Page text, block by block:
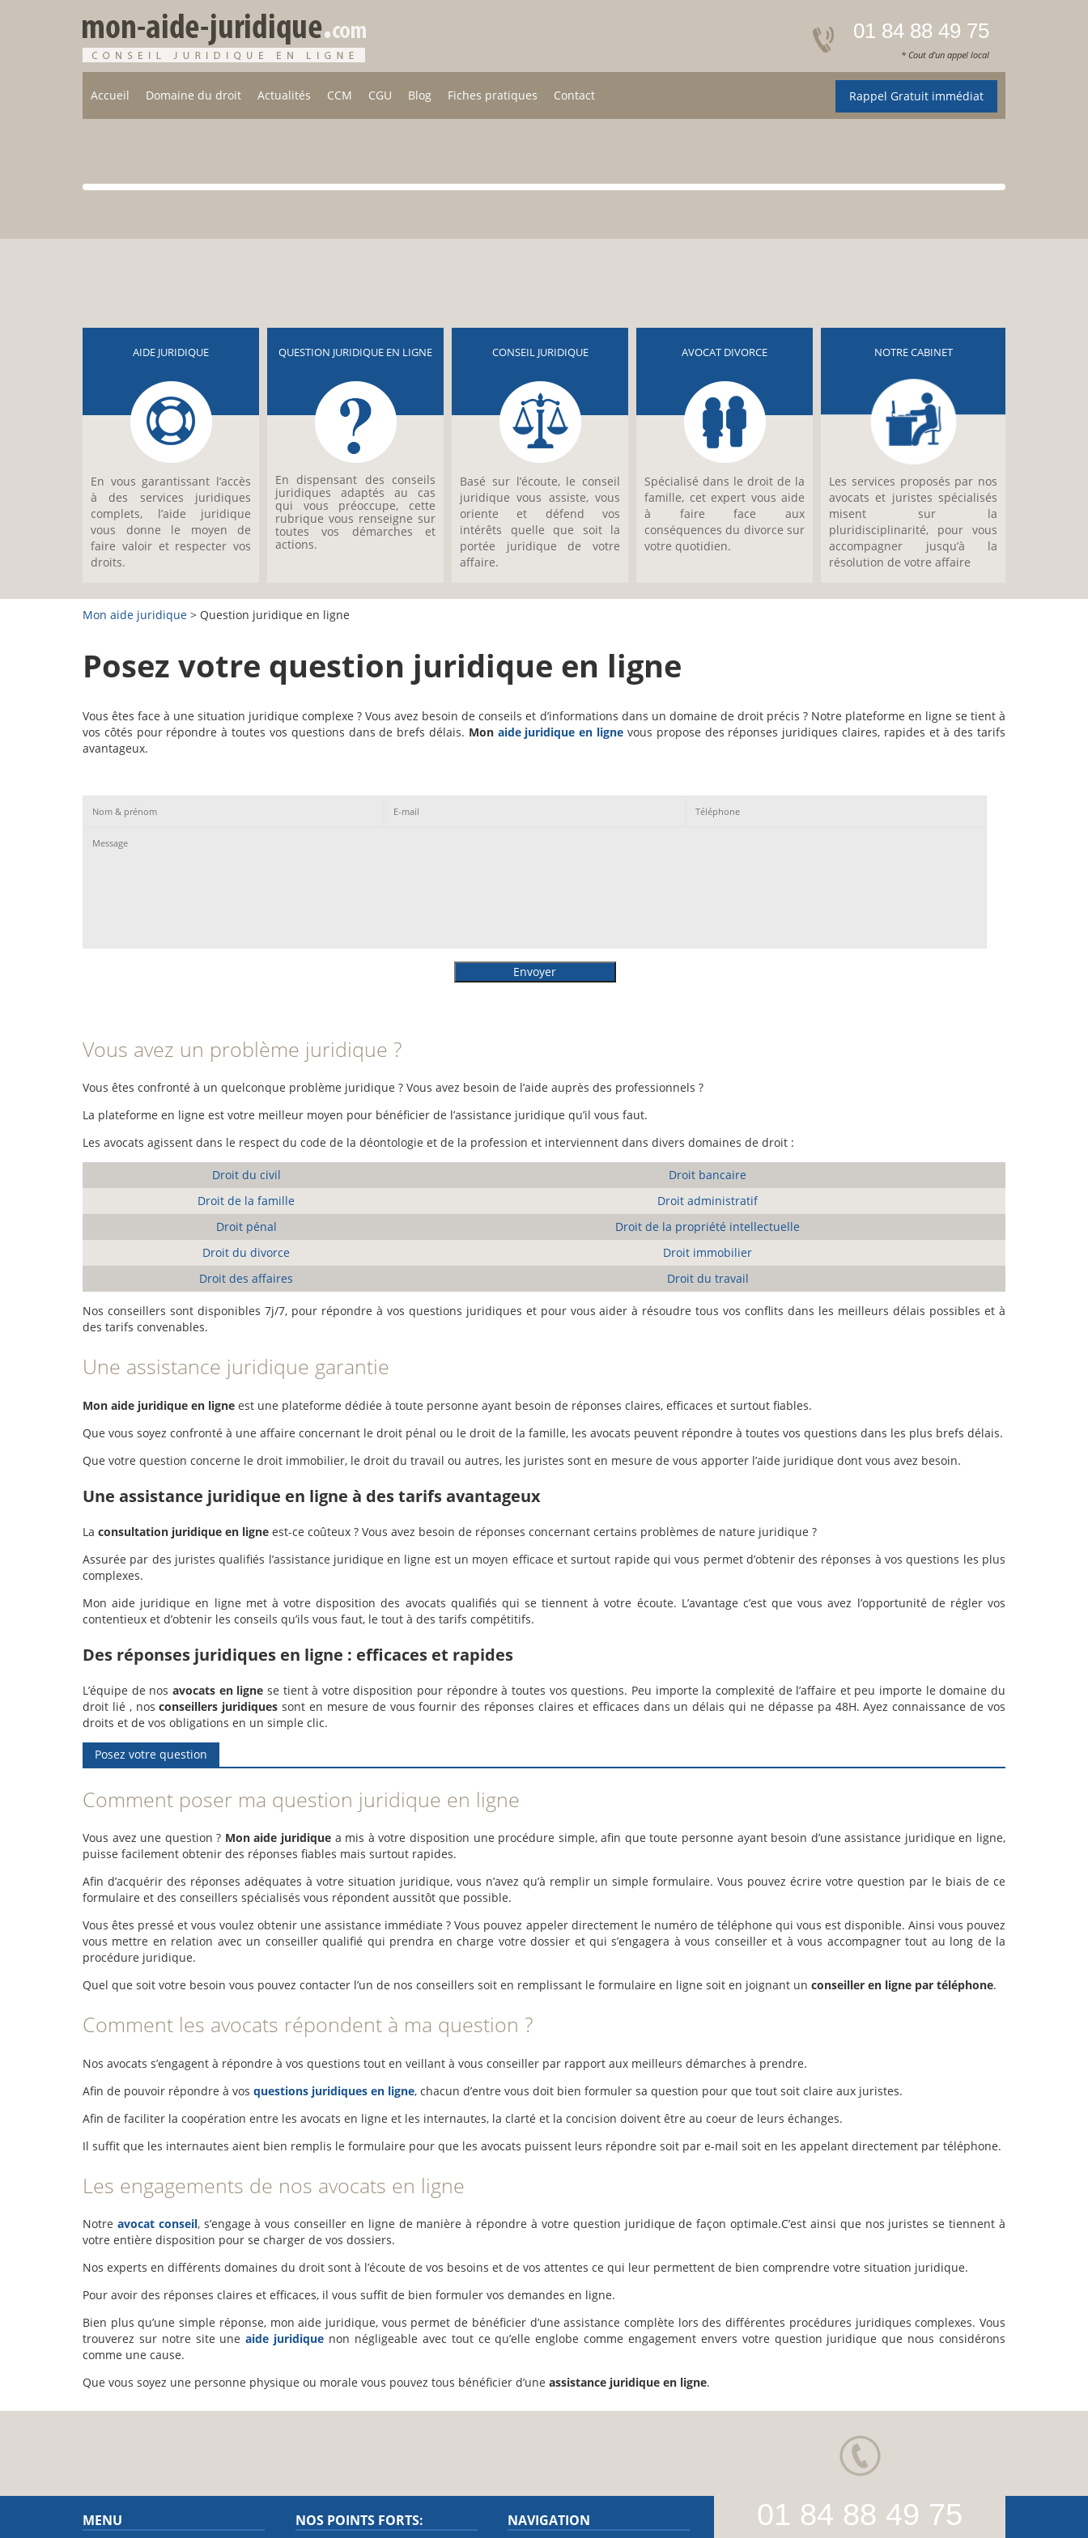
01 84 88 49 75
* Cout d'un appel local
Accueil Domaine du droit Actualités CCM CGU Blog Fiches pratiques Contact Rappel Gratuit immédiat
AIDE JURIDIQUE
En vous garantissant l’accès
à des services juridiques
complets, l’aide juridique
vous donne le moyen de
faire valoir et respecter vos
droits.
QUESTION JURIDIQUE EN LIGNE
En dispensant des conseils
juridiques adaptés au cas
qui vous préoccupe, cette
rubrique vous renseigne sur
toutes vos démarches et
actions.
CONSEIL JURIDIQUE
Basé sur l’écoute, le conseil
juridique vous assiste, vous
oriente et défend vos
intérêts quelle que soit la
portée juridique de votre
affaire.
AVOCAT DIVORCE
Spécialisé dans le droit de la
famille, cet expert vous aide
à faire face aux
conséquences du divorce sur
votre quotidien.
NOTRE CABINET
Les services proposés par nos
avocats et juristes spécialisés
misent sur la
pluridisciplinarité, pour vous
accompagner jusqu’à la
résolution de votre affaire
Mon aide juridique > Question juridique en ligne
Posez votre question juridique en ligne
Vous êtes face à une situation juridique complexe ? Vous avez besoin de conseils et d’informations dans un domaine de droit précis ? Notre plateforme en ligne se tient à
vos côtés pour répondre à toutes vos questions dans de brefs délais. Mon aide juridique en ligne vous propose des réponses juridiques claires, rapides et à des tarifs
avantageux.
Envoyer
Vous avez un problème juridique ?
Vous êtes confronté à un quelconque problème juridique ? Vous avez besoin de l’aide auprès des professionnels ?
La plateforme en ligne est votre meilleur moyen pour bénéficier de l’assistance juridique qu’il vous faut.
Les avocats agissent dans le respect du code de la déontologie et de la profession et interviennent dans divers domaines de droit :
Droit du civil
Droit bancaire
Droit de la famille
Droit administratif
Droit pénal
Droit de la propriété intellectuelle
Droit du divorce
Droit immobilier
Droit des affaires
Droit du travail
Nos conseillers sont disponibles 7j/7, pour répondre à vos questions juridiques et pour vous aider à résoudre tous vos conflits dans les meilleurs délais possibles et à
des tarifs convenables.
Une assistance juridique garantie
Mon aide juridique en ligne est une plateforme dédiée à toute personne ayant besoin de réponses claires, efficaces et surtout fiables.
Que vous soyez confronté à une affaire concernant le droit pénal ou le droit de la famille, les avocats peuvent répondre à toutes vos questions dans les plus brefs délais.
Que votre question concerne le droit immobilier, le droit du travail ou autres, les juristes sont en mesure de vous apporter l’aide juridique dont vous avez besoin.
Une assistance juridique en ligne à des tarifs avantageux
La consultation juridique en ligne est-ce coûteux ? Vous avez besoin de réponses concernant certains problèmes de nature juridique ?
Assurée par des juristes qualifiés l’assistance juridique en ligne est un moyen efficace et surtout rapide qui vous permet d’obtenir des réponses à vos questions les plus
complexes.
Mon aide juridique en ligne met à votre disposition des avocats qualifiés qui se tiennent à votre écoute. L’avantage c’est que vous avez l’opportunité de régler vos
contentieux et d’obtenir les conseils qu’ils vous faut, le tout à des tarifs compétitifs.
Des réponses juridiques en ligne : efficaces et rapides
L’équipe de nos avocats en ligne se tient à votre disposition pour répondre à toutes vos questions. Peu importe la complexité de l’affaire et peu importe le domaine du
droit lié , nosconseillers juridiques sont en mesure de vous fournir des réponses claires et efficaces dans un délais qui ne dépasse pa 48H. Ayez connaissance de vos
droits et de vos obligations en un simple clic.
Posez votre question
Comment poser ma question juridique en ligne
Vous avez une question ? Mon aide juridique a mis à votre disposition une procédure simple, afin que toute personne ayant besoin d’une assistance juridique en ligne,
puisse facilement obtenir des réponses fiables mais surtout rapides.
Afin d’acquérir des réponses adéquates à votre situation juridique, vous n’avez qu’à remplir un simple formulaire. Vous pouvez écrire votre question par le biais de ce
formulaire et des conseillers spécialisés vous répondent aussitôt que possible.
Vous êtes pressé et vous voulez obtenir une assistance immédiate ? Vous pouvez appeler directement le numéro de téléphone qui vous est disponible. Ainsi vous pouvez
vous mettre en relation avec un conseiller qualifié qui prendra en charge votre dossier et qui s’engagera à vous conseiller et à vous accompagner tout au long de la
procédure juridique.
Quel que soit votre besoin vous pouvez contacter l’un de nos conseillers soit en remplissant le formulaire en ligne soit en joignant un conseiller en ligne par téléphone.
Comment les avocats répondent à ma question ?
Nos avocats s’engagent à répondre à vos questions tout en veillant à vous conseiller par rapport aux meilleurs démarches à prendre.
Afin de pouvoir répondre à vos questions juridiques en ligne, chacun d’entre vous doit bien formuler sa question pour que tout soit claire aux juristes.
Afin de faciliter la coopération entre les avocats en ligne et les internautes, la clarté et la concision doivent être au coeur de leurs échanges.
Il suffit que les internautes aient bien remplis le formulaire pour que les avocats puissent leurs répondre soit par e-mail soit en les appelant directement par téléphone.
Les engagements de nos avocats en ligne
Notre avocat conseil, s’engage à vous conseiller en ligne de manière à répondre à votre question juridique de façon optimale.C’est ainsi que nos juristes se tiennent à
votre entière disposition pour se charger de vos dossiers.
Nos experts en différents domaines du droit sont à l’écoute de vos besoins et de vos attentes ce qui leur permettent de bien comprendre votre situation juridique.
Pour avoir des réponses claires et efficaces, il vous suffit de bien formuler vos demandes en ligne.
Bien plus qu’une simple réponse, mon aide juridique, vous permet de bénéficier d’une assistance complète lors des différentes procédures juridiques complexes. Vous
trouverez sur notre site uneaide juridique non négligeable avec tout ce qu’elle englobe comme engagement envers votre question juridique que nous considérons
comme une cause.
Que vous soyez une personne physique ou morale vous pouvez tous bénéficier d’une assistance juridique en ligne.
MENU NOS POINTS FORTS: NAVIGATION 01 84 88 49 75